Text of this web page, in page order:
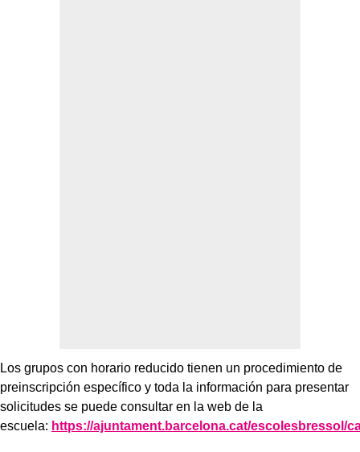
Los grupos con horario reducido tienen un procedimiento de
preinscripción específico y toda la información para presentar
solicitudes se puede consultar en la web de la
escuela: https://ajuntament.barcelona.cat/escolesbressol/